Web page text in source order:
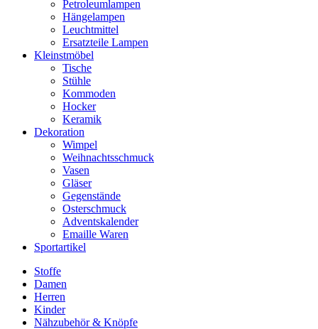
Petroleumlampen
Hängelampen
Leuchtmittel
Ersatzteile Lampen
Kleinstmöbel
Tische
Stühle
Kommoden
Hocker
Keramik
Dekoration
Wimpel
Weihnachtsschmuck
Vasen
Gläser
Gegenstände
Osterschmuck
Adventskalender
Emaille Waren
Sportartikel
Stoffe
Damen
Herren
Kinder
Nähzubehör & Knöpfe